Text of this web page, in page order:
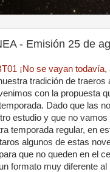
- Emisión 25 de
¡No se vayan
tradición de traeros
con la propuesta
Dado que las
estudio y que no
temporada regular, en
algunos de estas
que no queden en el
formato muy diferente al